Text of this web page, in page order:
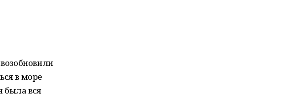
в море
была вся